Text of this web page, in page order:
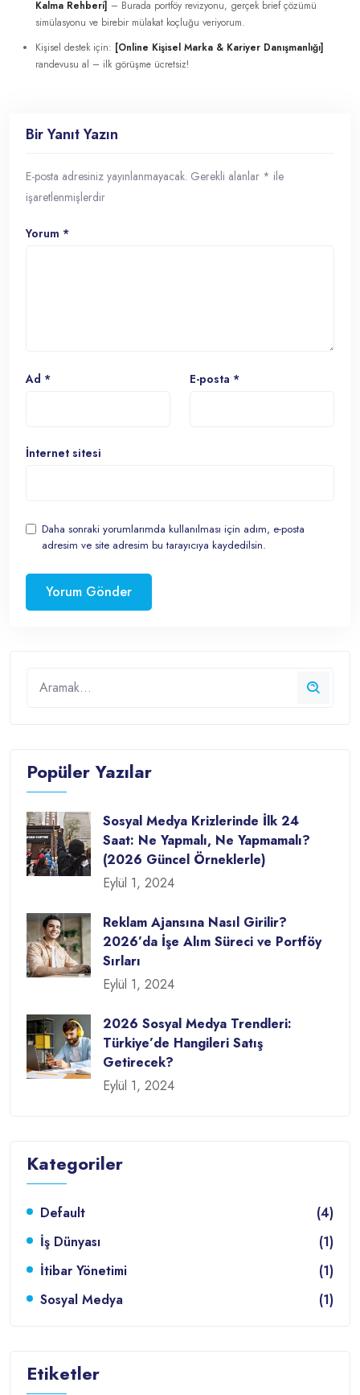
Kalma Rehberi] – Burada portföy revizyonu, gerçek brief çözümü
simülasyonu ve birebir mülakat koçluğu veriyorum.
Kişisel destek için: [Online Kişisel Marka & Kariyer Danışmanlığı]
randevusu al – ilk görüşme ücretsiz!
Bir Yanıt Yazın
E-posta adresiniz yayınlanmayacak. Gerekli alanlar * ile
işaretlenmişlerdir
Yorum *
Ad * E-posta *
İnternet sitesi
Daha sonraki yorumlarımda kullanılması için adım, e-posta
adresim ve site adresim bu tarayıcıya kaydedilsin.
Popüler Yazılar
Sosyal Medya Krizlerinde İlk 24
Saat: Ne Yapmalı, Ne Yapmamalı?
(2026 Güncel Örneklerle)
Eylül 1, 2024
Reklam Ajansına Nasıl Girilir?
2026’da İşe Alım Süreci ve Portföy
Sırları
Eylül 1, 2024
2026 Sosyal Medya Trendleri:
Türkiye’de Hangileri Satış
Getirecek?
Eylül 1, 2024
Kategoriler
Default
(4)
İş Dünyası
(1)
İtibar Yönetimi
(1)
Sosyal Medya
(1)
Etiketler